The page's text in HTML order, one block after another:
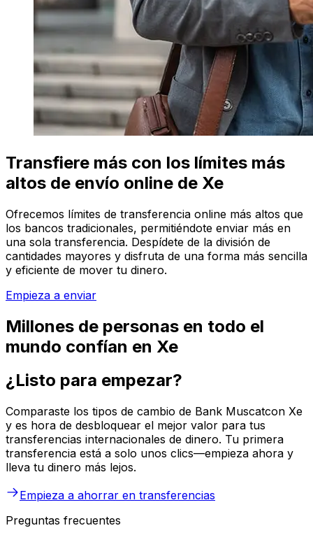
Transfiere más con los límites más
altos de envío online de Xe
Ofrecemos límites de transferencia online más altos que
los bancos tradicionales, permitiéndote enviar más en
una sola transferencia. Despídete de la división de
cantidades mayores y disfruta de una forma más sencilla
y eficiente de mover tu dinero.
Empieza a enviar
Millones de personas en todo el
mundo confían en Xe
¿Listo para empezar?
Comparaste los tipos de cambio de Bank Muscatcon Xe
y es hora de desbloquear el mejor valor para tus
transferencias internacionales de dinero. Tu primera
transferencia está a solo unos clics—empieza ahora y
lleva tu dinero más lejos.
Empieza a ahorrar en transferencias
Preguntas frecuentes